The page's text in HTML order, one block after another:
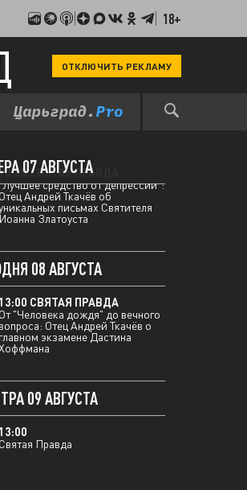
18+
ОТКЛЮЧИТЬ РЕКЛАМУ
07 АВГУСТА
12:00 МЫ В КУРСЕ
Два покушения и теракт на
СВЯТАЯ ПРАВДА
средство от депрессии":
Отец Андрей Ткачёв об
письмах Святителя
Златоуста
08 АВГУСТА
13:00 СВЯТАЯ ПРАВДА
От "Человека дождя" до вечного
вопроса: Отец Андрей Ткачёв о
главном экзамене Дастина
09 АВГУСТА
13:00
Святая Правда